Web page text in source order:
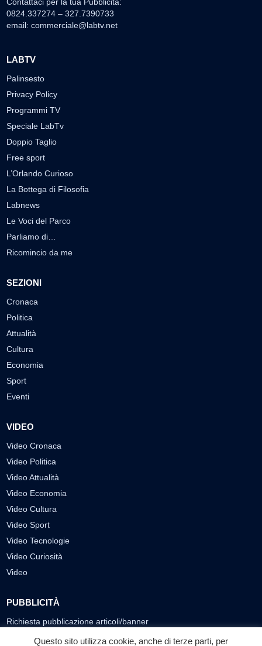
0824.337274 – 327.7390733
email: commerciale@labtv.net
LABTV
Palinsesto
Privacy Policy
Programmi TV
Speciale LabTv
Doppio Taglio
Free sport
L’Orlando Curioso
La Bottega di Filosofia
Labnews
Le Voci del Parco
Parliamo di…
Ricomincio da me
SEZIONI
Cronaca
Politica
Attualità
Cultura
Economia
Sport
Eventi
VIDEO
Video Cronaca
Video Politica
Video Attualità
Video Economia
Video Cultura
Video Sport
Video Tecnologie
Video Curiosità
Video
PUBBLICITÀ
Richiesta pubblicazione articoli/banner
Questo sito utilizza cookie, anche di terze parti, per